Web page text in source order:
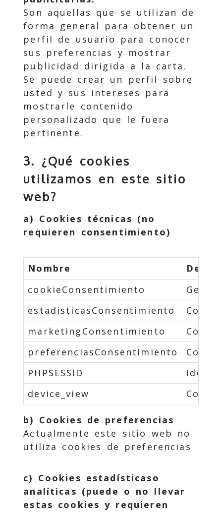
Son aquellas que se utilizan de
forma general para obtener un
perfil de usuario para conocer
sus preferencias y mostrar
publicidad dirigida a la carta.
Se puede crear un perfil sobre
usted y sus intereses para
mostrarle contenido
personalizado que le fuera
pertinente.
3. ¿Qué cookies
utilizamos en este sitio
web?
a) Cookies técnicas (no
requieren consentimiento)
Nombre
cookieConsentimiento
estadisticasConsentimiento
marketingConsentimiento
preferenciasConsentimiento
PHPSESSID
device_view
b) Cookies de preferencias
Actualmente este sitio web no
utiliza cookies de preferencias
c) Cookies estadísticaso
analíticas (puede o no llevar
estas cookies y requieren